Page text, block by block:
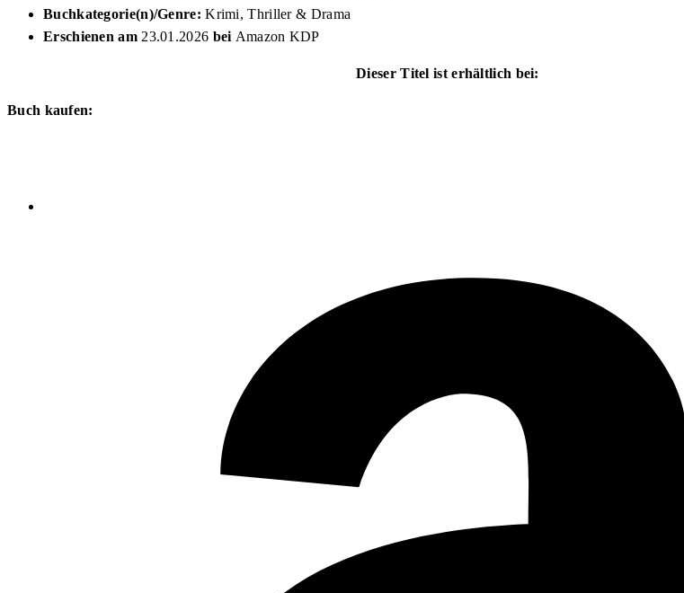
Buchkategorie(n)/Genre:Krimi, Thriller & Drama
Erschienen am23.01.2026 bei Amazon KDP
Dieser Titel ist erhältlich bei:
Buch kaufen: